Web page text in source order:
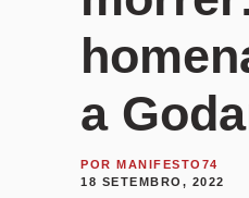
s
t
o
a
POR MANIFESTO74
18 SETEMBRO, 2022